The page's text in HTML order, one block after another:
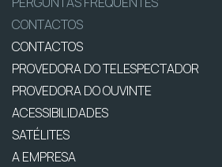
CONTACTOS
CONTACTOS
PROVEDORA DO TELESPECTADOR
PROVEDORA DO OUVINTE
ACESSIBILIDADES
SATÉLITES
A EMPRESA